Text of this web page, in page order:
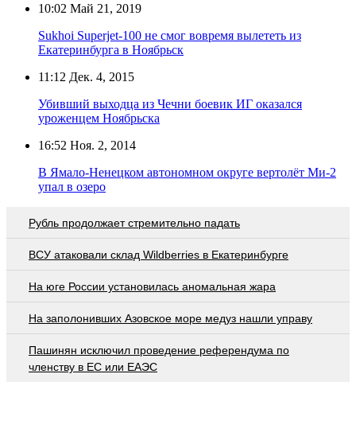
10:02 Май 21, 2019
Sukhoi Superjet-100 не смог вовремя вылететь из
Екатеринбурга в Ноябрьск
11:12 Дек. 4, 2015
Убивший выходца из Чечни боевик ИГ оказался
уроженцем Ноябрьска
16:52 Ноя. 2, 2014
В Ямало-Ненецком автономном округе вертолёт Ми-2
упал в озеро
Рубль продолжает стремительно падать
ВСУ атаковали склад Wildberries в Екатеринбурге
На юге России установилась аномальная жара
На заполонивших Азовское море медуз нашли управу
Пашинян исключил проведение референдума по
членству в ЕС или ЕАЭС